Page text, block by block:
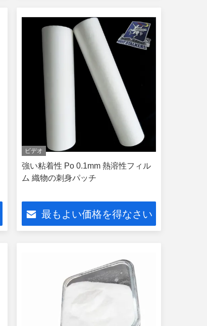
ビデオ
強い粘着性 Po 0.1mm 熱溶性フィル
ム 織物の刺身パッチ
最もよい価格を得なさい